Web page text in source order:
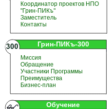
Координатор проектов НПО
"Грин-ПИКъ"
Заместитель
Контакты
Грин-ПИКъ-300
Миссия
Обращение
Участники Программы
Преимущества
Бизнес-план
Обучение